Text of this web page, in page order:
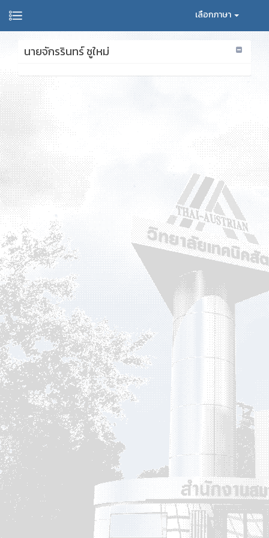
เลือกภาษา
นายจักรรินทร์ ชูใหม่